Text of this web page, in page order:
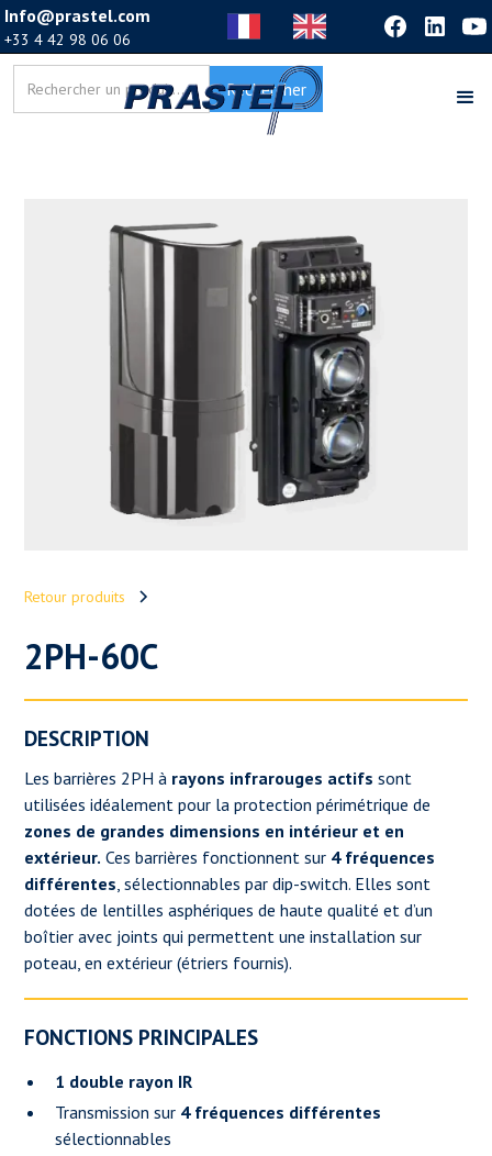
Info@prastel.com
+33 4 42 98 06 06
Retour produits
2PH-60C
DESCRIPTION
Les barrières 2PH à rayons infrarouges actifs sont
utilisées idéalement pour la protection périmétrique de
zones de grandes dimensions en intérieur et en
extérieur. Ces barrières fonctionnent sur 4 fréquences
différentes , sélectionnables par dip-switch. Elles sont
dotées de lentilles asphériques de haute qualité et d’un
boîtier avec joints qui permettent une installation sur
poteau, en extérieur (étriers fournis).
FONCTIONS PRINCIPALES
1 double rayon IR
Transmission sur 4 fréquences différentes
sélectionnables